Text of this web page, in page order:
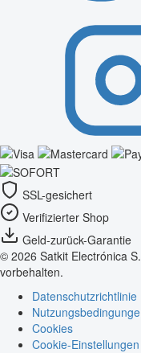
SSL-gesichert
Verifizierter Shop
Geld-zurück-Garantie
© 2026 Satkit Electrónica
vorbehalten.
Datenschutzrichtlinie
Cookies
Cookie-Einstellungen